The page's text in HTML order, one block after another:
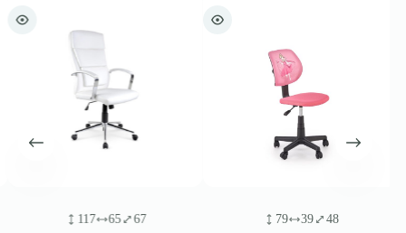
117 65 67 79 39 48